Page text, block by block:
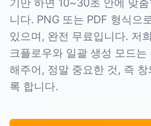
기만 하면 10~30초 안에 맞
니다. PNG 또는 PDF 형식으
있으며, 완전 무료입니다. 저
크플로우와 일괄 생성 모드
해주어, 정말 중요한 것, 즉
록 합니다.